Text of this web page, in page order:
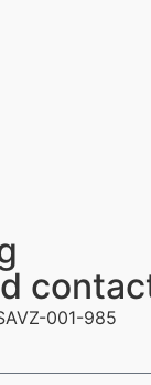
001-985